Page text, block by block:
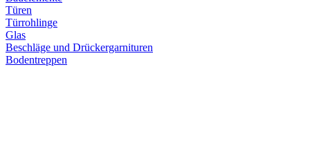
Türen
Türrohlinge
Glas
Beschläge und Drückergarnituren
Bodentreppen